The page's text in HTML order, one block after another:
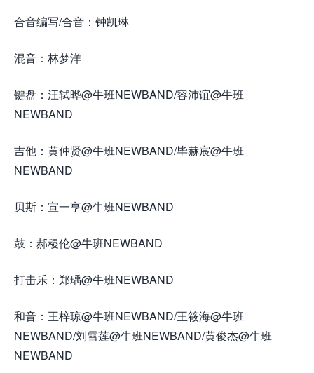
合音编写/合音：钟凯琳
混音：林梦洋
键盘：汪轼晔@牛班NEWBAND/容沛谊@牛班
NEWBAND
吉他：黄仲贤@牛班NEWBAND/毕赫宸@牛班
NEWBAND
贝斯：宣一亨@牛班NEWBAND
鼓：郝稷伦@牛班NEWBAND
打击乐：郑瑀@牛班NEWBAND
和音：王梓琼@牛班NEWBAND/王筱海@牛班
NEWBAND/刘雪莲@牛班NEWBAND/黄俊杰@牛班
NEWBAND